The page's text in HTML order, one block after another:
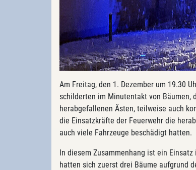
Am Freitag, den 1. Dezember um 19.30
schilderten im Minutentakt von Bäumen,
herabgefallenen Ästen, teilweise auch
die Einsatzkräfte der Feuerwehr die
auch viele Fahrzeuge beschädigt hatten.
In diesem Zusammenhang ist ein
hatten sich zuerst drei Bäume aufgrund